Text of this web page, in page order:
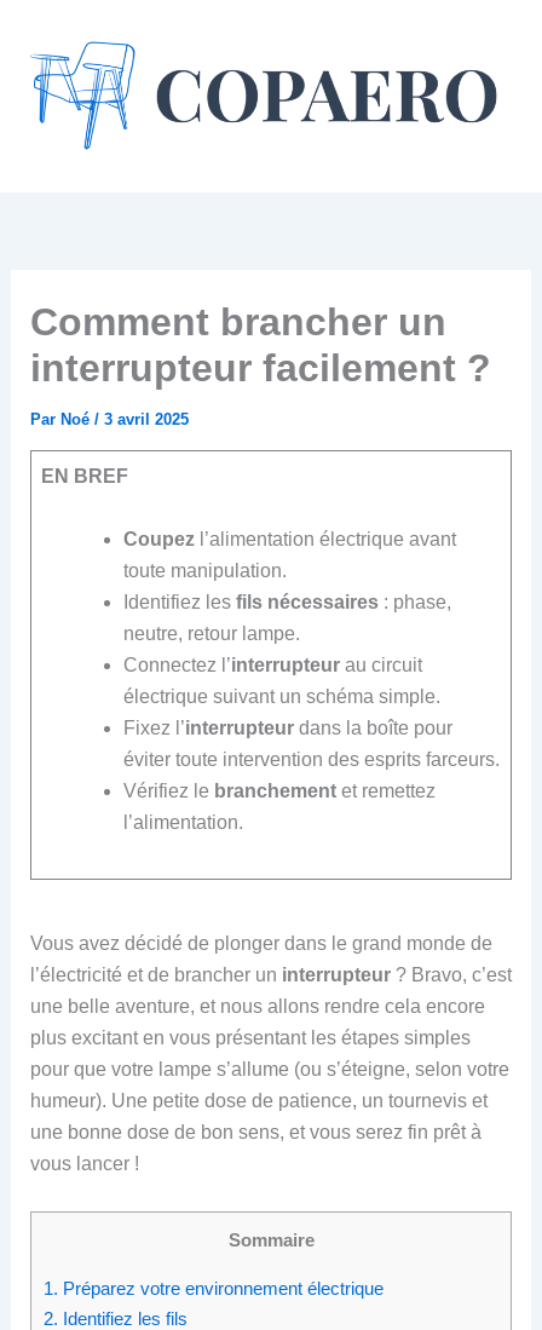
contenu
Comment brancher un
interrupteur facilement ?
Par Noé / 3 avril 2025
EN BREF
Coupezl’alimentation électrique avant
toute manipulation.
Identifiez les fils nécessaires: phase,
neutre, retour lampe.
Connectez l’interrupteurau circuit
électrique suivant un schéma simple.
Fixez l’interrupteurdans la boîte pour
éviter toute intervention des esprits farceurs.
Vérifiez le branchementet remettez
l’alimentation.
Vous avez décidé de plonger dans le grand monde de
l’électricité et de brancher un interrupteur? Bravo, c’est
une belle aventure, et nous allons rendre cela encore
plus excitant en vous présentant les étapes simples
pour que votre lampe s’allume (ou s’éteigne, selon votre
humeur). Une petite dose de patience, un tournevis et
une bonne dose de bon sens, et vous serez fin prêt à
vous lancer !
Sommaire
1. Préparez votre environnement électrique
2. Identifiez les fils